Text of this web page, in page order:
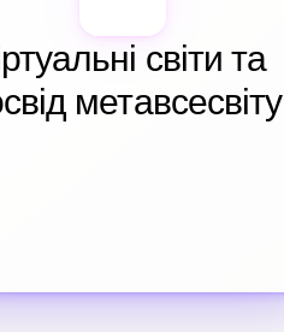
світи та
метавсесвіту